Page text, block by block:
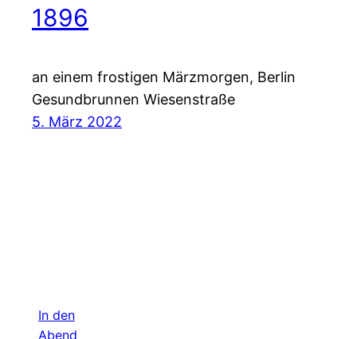
1896
an einem frostigen Märzmorgen, Berlin
Gesundbrunnen Wiesenstraße
5. März 2022
In den
Abend